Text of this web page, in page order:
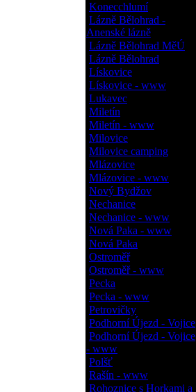
Konecchlumí
Lázně Bělohrad -
Anenské lázně
Lázně Bělohrad MěÚ
Lázně Bělohrad
Lískovice
Lískovice - www
Lukavec
Miletín
Miletín - www
Milovice
Milovice camping
Mlázovice
Mlázovice - www
Nový Bydžov
Nechanice
Nechanice - www
Nová Paka - www
Nová Paka
Ostroměř
Ostroměř - www
Pecka
Pecka - www
Petrovičky
Podhorní Újezd - Vojice
Podhorní Újezd - Vojice
- www
Polšť
Rašín - www
Rohoznice s Horkami a